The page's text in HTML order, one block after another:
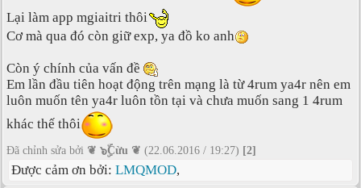
Lại làm app mgiaitri thôi
Cơ mà qua đó còn giữ exp, ya đồ ko anh
Còn ý chính của vấn đề
Em lần đầu tiên hoạt động trên mạng là từ 4rum ya4r nên em
luôn muốn tên ya4r luôn tồn tại và chưa muốn sang 1 4rum
khác thế thôi
Đã chỉnh sửa bởi ❦ ๖ۣۜCừu ❦ (22.06.2016 / 19:27) [2]
Được cảm ơn bởi: LMQMOD,